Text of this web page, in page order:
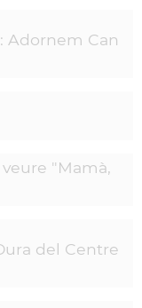
Adornem Can
"Mamà,
del Centre